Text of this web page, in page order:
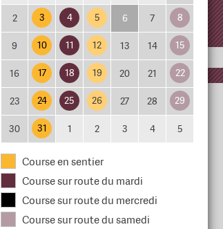
2 3 4 5 6 7 8
9 10 11 12 13 14 15
16 17 18 19 20 21 22
23 24 25 26 27 28 29
30 31 1 2 3 4 5
Course en sentier
Course sur route du mardi
Course sur route du mercredi
Course sur route du samedi